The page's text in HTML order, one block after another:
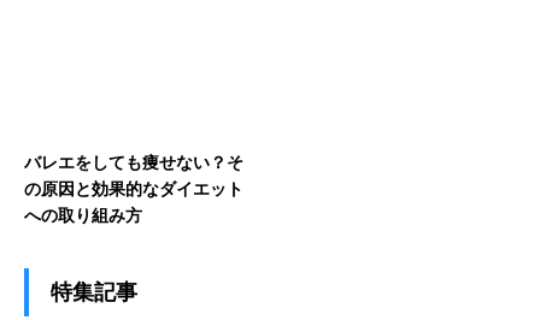
バレエをしても痩せない？そ
の原因と効果的なダイエット
への取り組み方
特集記事